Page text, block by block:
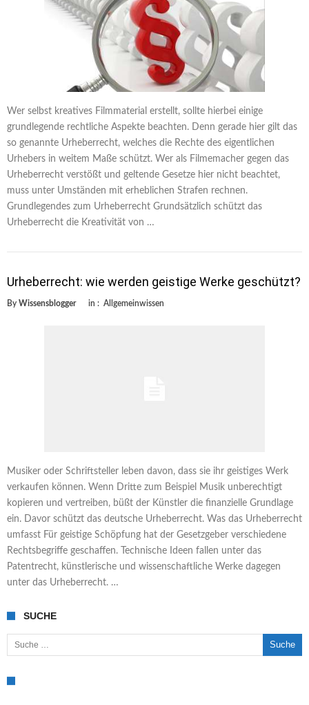
Wer selbst kreatives Filmmaterial erstellt, sollte hierbei einige
grundlegende rechtliche Aspekte beachten. Denn gerade hier gilt das
so genannte Urheberrecht, welches die Rechte des eigentlichen
Urhebers in weitem Maße schützt. Wer als Filmemacher gegen das
Urheberrecht verstößt und geltende Gesetze hier nicht beachtet,
muss unter Umständen mit erheblichen Strafen rechnen.
Grundlegendes zum Urheberrecht Grundsätzlich schützt das
Urheberrecht die Kreativität von …
Urheberrecht: wie werden geistige Werke geschützt?
By Wissensblogger in : Allgemeinwissen
Musiker oder Schriftsteller leben davon, dass sie ihr geistiges Werk
verkaufen können. Wenn Dritte zum Beispiel Musik unberechtigt
kopieren und vertreiben, büßt der Künstler die finanzielle Grundlage
ein. Davor schützt das deutsche Urheberrecht. Was das Urheberrecht
umfasst Für geistige Schöpfung hat der Gesetzgeber verschiedene
Rechtsbegriffe geschaffen. Technische Ideen fallen unter das
Patentrecht, künstlerische und wissenschaftliche Werke dagegen
unter das Urheberrecht. …
SUCHE
Suche nach: